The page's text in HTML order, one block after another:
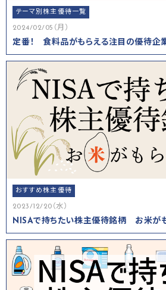
テーマ別株主優待一覧
2024/02/05（月）
定番！ 食料品がもらえる注目の優待企
おすすめ株主優待
2023/12/20（水）
NISAで持ちたい株主優待銘柄 お米が